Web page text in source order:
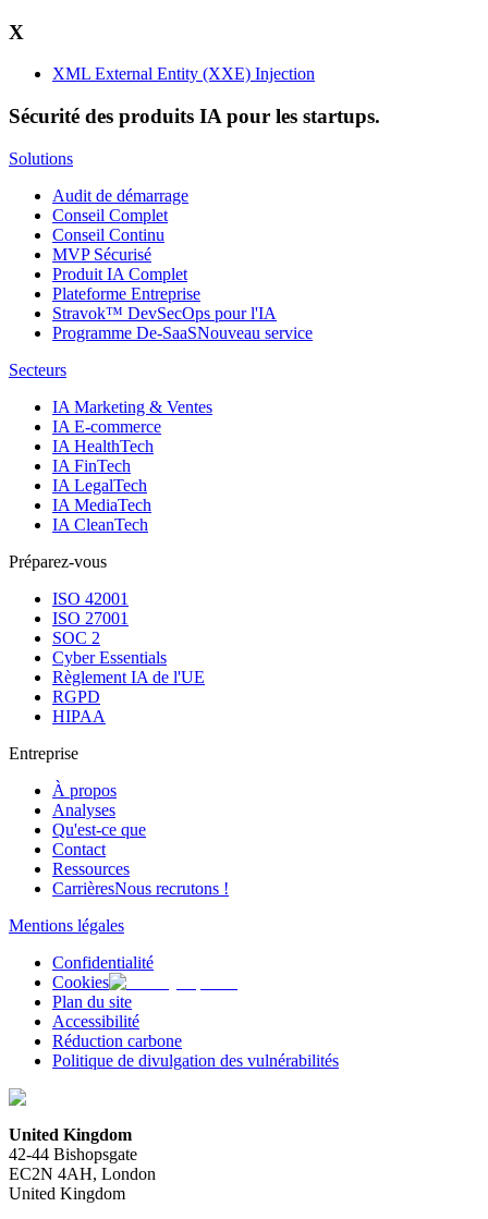
X
XML External Entity (XXE) Injection
Sécurité des produits IA pour les startups.
Solutions
Audit de démarrage
Conseil Complet
Conseil Continu
MVP Sécurisé
Produit IA Complet
Plateforme Entreprise
Stravok™ DevSecOps pour l'IA
Programme De-SaaSNouveau service
Secteurs
IA Marketing & Ventes
IA E-commerce
IA HealthTech
IA FinTech
IA LegalTech
IA MediaTech
IA CleanTech
Préparez-vous
ISO 42001
ISO 27001
SOC 2
Cyber Essentials
Règlement IA de l'UE
RGPD
HIPAA
Entreprise
À propos
Analyses
Qu'est-ce que
Contact
Ressources
CarrièresNous recrutons !
Mentions légales
Confidentialité
Cookies
Plan du site
Accessibilité
Réduction carbone
Politique de divulgation des vulnérabilités
United Kingdom
42-44 Bishopsgate
EC2N 4AH, London
United Kingdom